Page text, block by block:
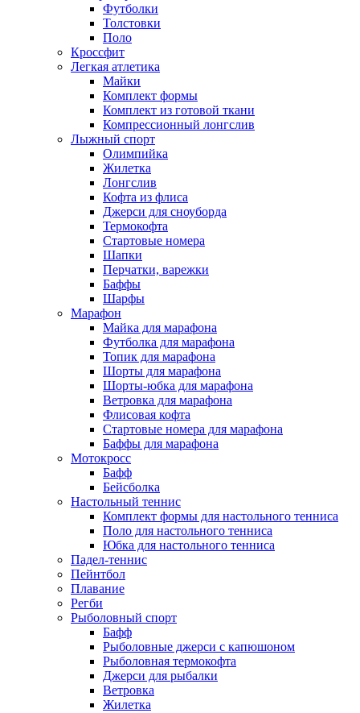
Футболки
Толстовки
Поло
Кроссфит
Легкая атлетика
Майки
Комплект формы
Комплект из готовой ткани
Компрессионный лонгслив
Лыжный спорт
Олимпийка
Жилетка
Лонгслив
Кофта из флиса
Джерси для сноуборда
Термокофта
Стартовые номера
Шапки
Перчатки, варежки
Баффы
Шарфы
Марафон
Майка для марафона
Футболка для марафона
Топик для марафона
Шорты для марафона
Шорты-юбка для марафона
Ветровка для марафона
Флисовая кофта
Стартовые номера для марафона
Баффы для марафона
Мотокросс
Бафф
Бейсболка
Настольный теннис
Комплект формы для настольного тенниса
Поло для настольного тенниса
Юбка для настольного тенниса
Падел-теннис
Пейнтбол
Плавание
Регби
Рыболовный спорт
Бафф
Рыболовные джерси с капюшоном
Рыболовная термокофта
Джерси для рыбалки
Ветровка
Жилетка